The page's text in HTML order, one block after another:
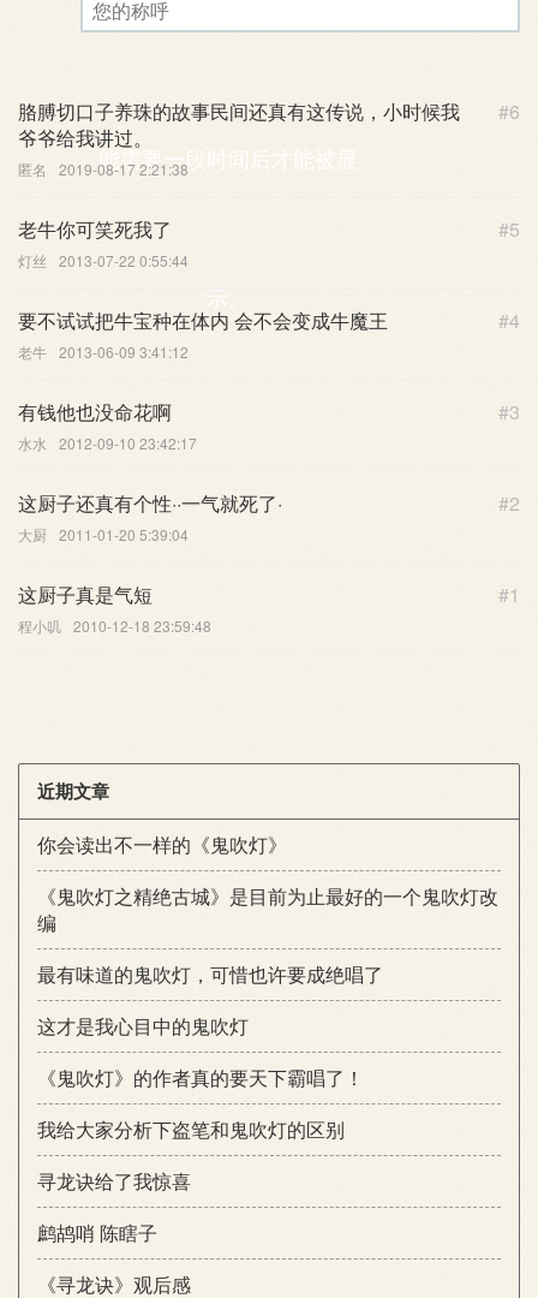
评论审核已启用。您的评论可
能需要一段时间后才能被显
示。
#6
胳膊切口子养珠的故事民间还真有这传说，小时候我
爷爷给我讲过。
匿名 2019-08-17 2:21:38
#5
老牛你可笑死我了
灯丝 2013-07-22 0:55:44
#4
要不试试把牛宝种在体内 会不会变成牛魔王
老牛 2013-06-09 3:41:12
#3
有钱他也没命花啊
水水 2012-09-10 23:42:17
#2
这厨子还真有个性··一气就死了·
大厨 2011-01-20 5:39:04
#1
这厨子真是气短
程小叽 2010-12-18 23:59:48
近期文章
你会读出不一样的《鬼吹灯》
《鬼吹灯之精绝古城》是目前为止最好的一个鬼吹灯改
编
最有味道的鬼吹灯，可惜也许要成绝唱了
这才是我心目中的鬼吹灯
《鬼吹灯》的作者真的要天下霸唱了！
我给大家分析下盗笔和鬼吹灯的区别
寻龙诀给了我惊喜
鹧鸪哨 陈瞎子
《寻龙诀》观后感